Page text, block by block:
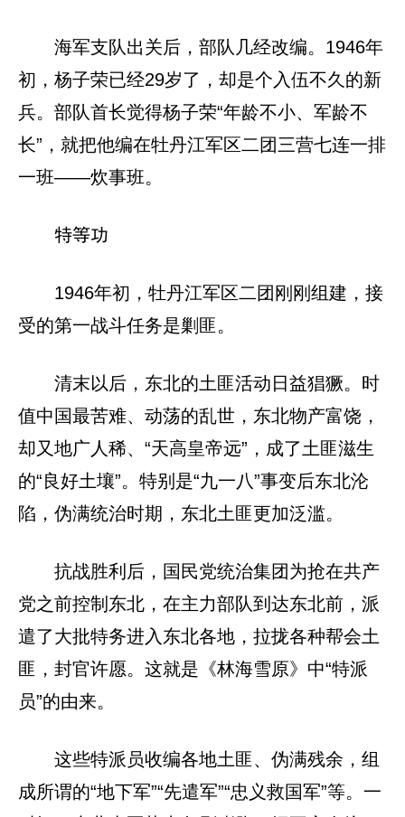
海军支队出关后，部队几经改编。1946年
初，杨子荣已经29岁了，却是个入伍不久的新
兵。部队首长觉得杨子荣“年龄不小、军龄不
长”，就把他编在牡丹江军区二团三营七连一排
一班——炊事班。
特等功
1946年初，牡丹江军区二团刚刚组建，接
受的第一战斗任务是剿匪。
清末以后，东北的土匪活动日益猖獗。时
值中国最苦难、动荡的乱世，东北物产富饶，
却又地广人稀、“天高皇帝远”，成了土匪滋生
的“良好土壤”。特别是“九一八”事变后东北沦
陷，伪满统治时期，东北土匪更加泛滥。
抗战胜利后，国民党统治集团为抢在共产
党之前控制东北，在主力部队到达东北前，派
遣了大批特务进入东北各地，拉拢各种帮会土
匪，封官许愿。这就是《林海雪原》中“特派
员”的由来。
这些特派员收编各地土匪、伪满残余，组
成所谓的“地下军”“先遣军”“忠义救国军”等。一